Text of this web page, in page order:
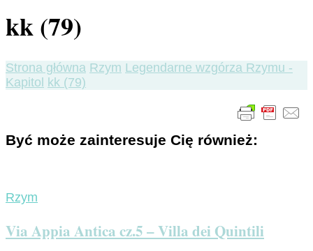
kk (79)
Strona główna Rzym Legendarne wzgórza Rzymu -
Kapitol
kk (79)
Być może zainteresuje Cię również:
Rzym
Via Appia Antica cz.5 – Villa dei Quintili